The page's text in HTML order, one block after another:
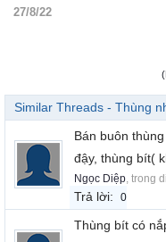
27/8/22
Similar Threads - Thùng
Bán buôn
đậy, thùng bít(
Ngọc Diệp, trong
Trả lời: 0
Thùng bít có